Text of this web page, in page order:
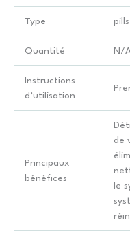
Type pills
Quantité N/
Instructions
d’utilisation
Principaux
bénéfices
de
le